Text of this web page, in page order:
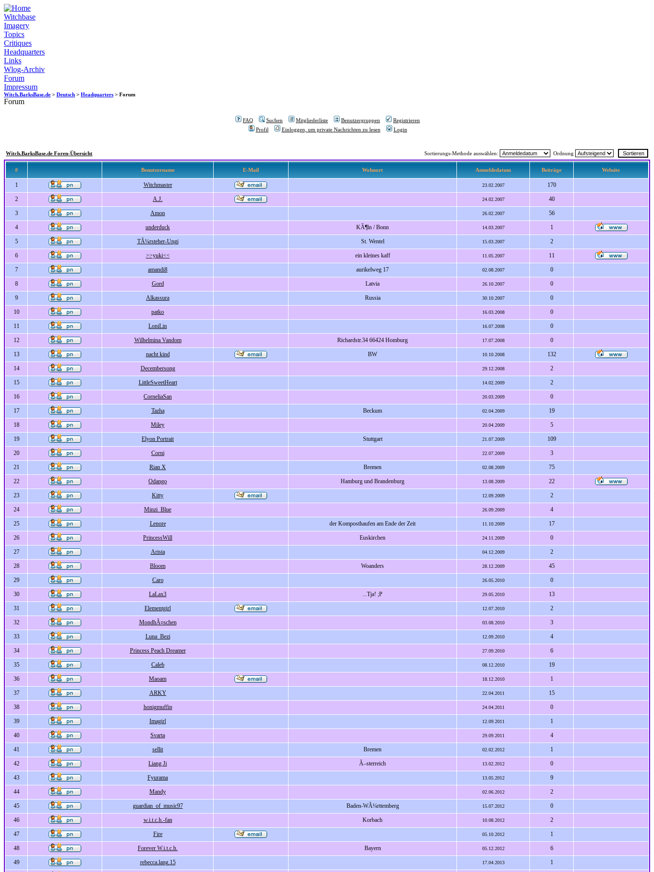
Witchbase
Imagery
Topics
Critiques
Headquarters
Links
Wlog-Archiv
Forum
Impressum
Witch.BarksBase.de > Deutsch > Headquarters > Forum
Forum
FAQ Suchen Mitgliederliste Benutzergruppen
Registrieren
Profil
Einloggen, um private Nachrichten zu lesen Login
Witch.BarksBase.de Foren-Übersicht Sortierungs-Methode auswählen: Ordnung
# Benutzername E-Mail Wohnort Anmeldedatum Beiträge Website
1 Witchmaster 23.02.2007 170
2 A.J. 24.02.2007 40
3 Amon 26.02.2007 56
4 underduck KÃ¶ln / Bonn 14.03.2007 1
5 TÃ¼rsteher-Ungi St. Wentel 15.03.2007 2
6 >>yuki<< ein kleines kaff 11.05.2007 11
7 amandi8 aurikelweg 17 02.08.2007 0
8 Gord Latvia 26.10.2007 0
9 Alkassura Russia 30.10.2007 0
10 patko 16.03.2008 0
11 LoniLin 16.07.2008 0
12 Wilhelmina Vandom Richardstr.34 66424 Homburg 17.07.2008 0
13 nacht kind BW 10.10.2008 132
14 Decembersong 29.12.2008 2
15 LittleSweetHeart 14.02.2009 2
16 CorneliaSan 20.03.2009 0
17 Tazha Beckum 02.04.2009 19
18 Miley 20.04.2009 5
19 Elyon Portrait Stuttgart 21.07.2009 109
20 Corni 22.07.2009 3
21 Rian X Bremen 02.08.2009 75
22 Odango Hamburg und Brandenburg 13.08.2009 22
23 Kitty 12.09.2009 2
24 Minzi_Blue 26.09.2009 4
25 Lenore der Komposthaufen am Ende der Zeit 11.10.2009 17
26 PrincessWill Euskirchen 24.11.2009 0
27 Arista 04.12.2009 2
28 Bloom Woanders 28.12.2009 45
29 Caro 26.05.2010 0
30 LaLax3 ...Tja! ;P 29.05.2010 13
31 Elementgirl 12.07.2010 2
32 MondhÃ¤schen 03.08.2010 3
33 Luna_Bezi 12.09.2010 4
34 Princess Peach Dreamer 27.09.2010 6
35 Caleb 08.12.2010 19
36 Maoam 18.12.2010 1
37 ARKY 22.04.2011 15
38 honigmuffin 24.04.2011 0
39 Imagirl 12.09.2011 1
40 Svarta 29.09.2011 4
41 sellit Bremen 02.02.2012 1
42 Liang Ji Ã–sterreich 13.02.2012 0
43 Fyurama 13.05.2012 9
44 Mandy 02.06.2012 2
45 guardian_of_music97 Baden-WÃ¼rttemberg 15.07.2012 0
46 w.i.t.c.h.-fan Korbach 10.08.2012 2
47 Fire 05.10.2012 1
48 Forever W.i.t.c.h. Bayern 05.12.2012 6
49 rebecca.lang.15 17.04.2013 1